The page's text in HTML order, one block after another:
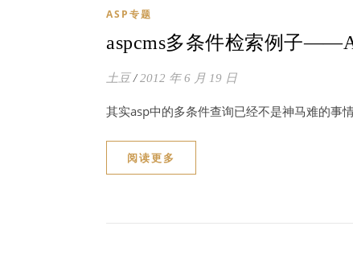
ASP专题
aspcms多条件检索例子
土豆 / 2012 年 6 月 19 日
其实asp中的多条件查询已经不是神马难的事
阅读更多